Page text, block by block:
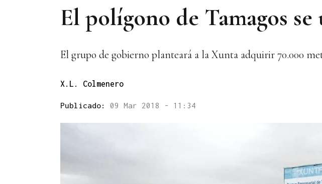
El polígono de Tamagos se
El grupo de gobierno planteará a la Xunta adquirir 70.000
X.L. Colmenero
Publicado: 09 Mar 2018 - 11:34